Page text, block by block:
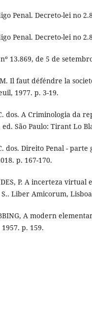
Penal. Decreto-lei no
Penal. Decreto-lei no
13.869, de 5 de
M. Il faut déféndre la
1977. p. 3-19.
dos. A Criminologia da
São Paulo: Tirant Lo
dos. Direito Penal -
p. 167-170.
P. A incerteza
S.. Liber Amicorum,
A modern
p. 159.